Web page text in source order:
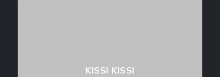
KISSI KISSI